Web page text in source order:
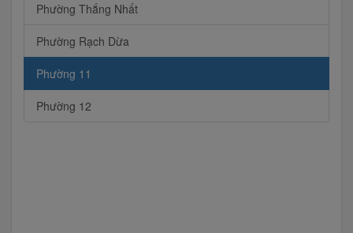
Phường Thắng Nhất
Phường Rạch Dừa
Phường 11
Phường 12